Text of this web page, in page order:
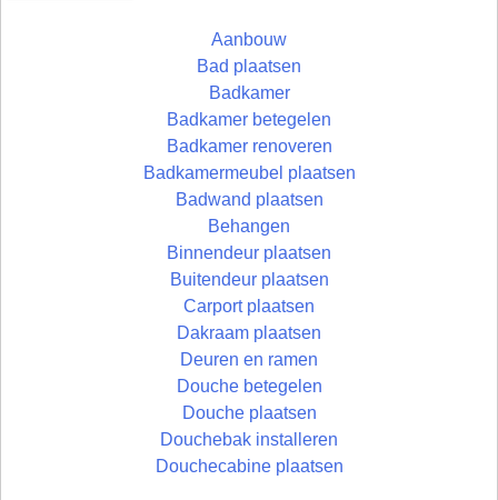
Aanbouw
Bad plaatsen
Badkamer
Badkamer betegelen
Badkamer renoveren
Badkamermeubel plaatsen
Badwand plaatsen
Behangen
Binnendeur plaatsen
Buitendeur plaatsen
Carport plaatsen
Dakraam plaatsen
Deuren en ramen
Douche betegelen
Douche plaatsen
Douchebak installeren
Douchecabine plaatsen